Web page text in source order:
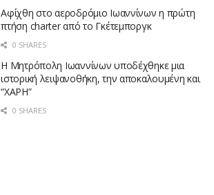
Αφίχθη στο αεροδρόμιο Ιωαννίνων η πρώτη
πτήση charter από τo Γκέτεμποργκ
0 SHARES
Η Μητρόπολη Ιωαννίνων υποδέχθηκε μια
ιστορική λειψανοθήκη, την αποκαλουμένη και
“ΧΑΡΗ”
0 SHARES